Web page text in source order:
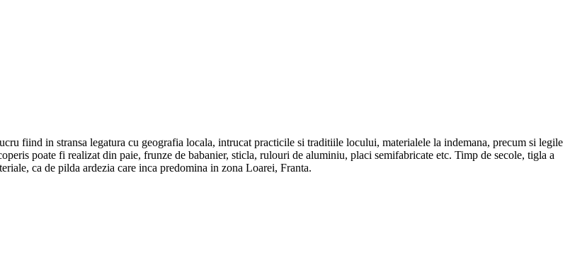
fiind in stransa legatura cu geografia locala, intrucat practicile si traditiile locului, materialele la indemana, precum si legile
poate fi realizat din paie, frunze de babanier, sticla, rulouri de aluminiu, placi semifabricate etc. Timp de secole, tigla a
ca de pilda ardezia care inca predomina in zona Loarei, Franta.